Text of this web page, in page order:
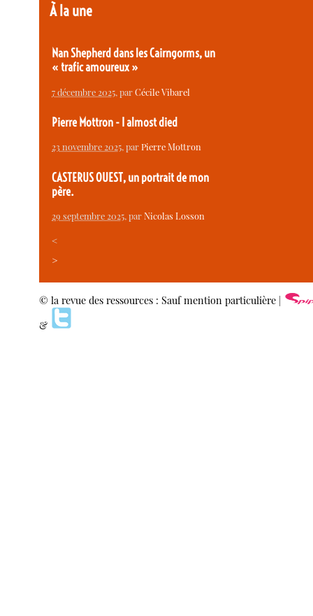
À la une
Nan Shepherd dans les Cairngorms, un
« trafic amoureux »
7 décembre 2025, parCécile Vibarel
Pierre Mottron - I almost died
23 novembre 2025, parPierre Mottron
CASTERUS OUEST, un portrait de mon
père.
29 septembre 2025, parNicolas Losson
<
>
© la revue des ressources : Sauf mention particulière |
&